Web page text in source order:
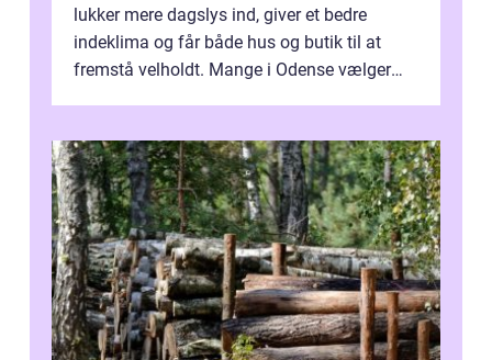
lukker mere dagslys ind, giver et bedre
indeklima og får både hus og butik til at
fremstå velholdt. Mange i Odense vælger